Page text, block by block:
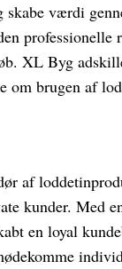
værdi
professionelle
XL Byg
om brugen af
af
kunder. Med
en loyal